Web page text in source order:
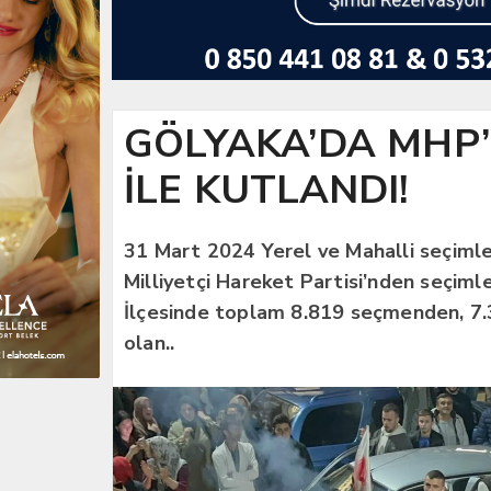
GÖLYAKA’DA
İLE KUTLANDI!
31 Mart 2024 Yerel ve Mahalli
Milliyetçi Hareket Partisi’nden
İlçesinde toplam 8.819 seçmenden,
olan..